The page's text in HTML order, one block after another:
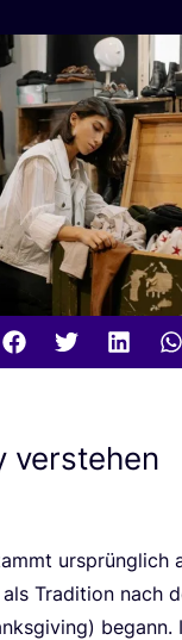
verstehen
ursprüng­lich
Tra­di­ti­on nach
begann.